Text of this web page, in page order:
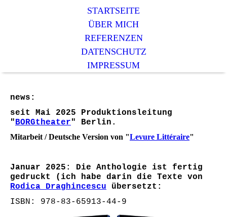
STARTSEITE
ÜBER MICH
REFERENZEN
DATENSCHUTZ
IMPRESSUM
news:
seit Mai 2025 Produktionsleitung
"BORGtheater" Berlin.
Mitarbeit / Deutsche Version von "Levure Littéraire"
Januar 2025: Die Anthologie ist fertig
gedruckt (ich habe darin die Texte von
Rodica Draghincescu übersetzt:
ISBN: 978-83-65913-44-9